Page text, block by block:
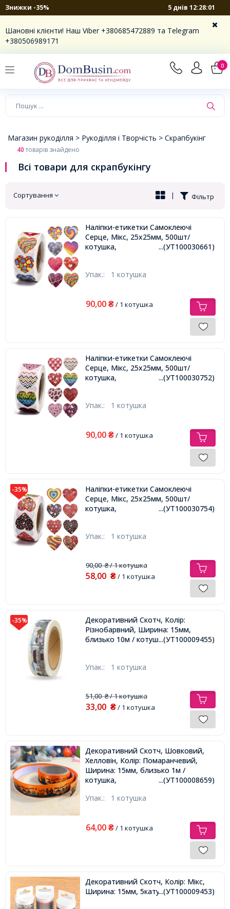
Знижки -35% 5 днів 12:28:00
Шановні клієнти! Наш Viber +380685472889 та Telegram
+380506989171
0
×
Магазин рукоділля > Рукоділля і Творчість > Скрапбукінг
40товарів знайдено
Всі товари для скрапбукінгу
Сортування Фільтр
|
Наліпки-етикетки Самоклеючі
Серце, Мікс, 25х25мм, 500шт/
котушка,
...(УТ100030661)
Упак.: 1 котушка
90,00 ₴/ 1 котушка
Наліпки-етикетки Самоклеючі
Серце, Мікс, 25х25мм, 500шт/
котушка,
...(УТ100030752)
Упак.: 1 котушка
90,00 ₴/ 1 котушка
-35%
Наліпки-етикетки Самоклеючі
Серце, Мікс, 25х25мм, 500шт/
котушка,
...(УТ100030754)
Упак.: 1 котушка
90,00₴/ 1 котушка
58,00 ₴/ 1 котушка
-35%
Декоративний Скотч, Колір:
Різнобарвний, Ширина: 15мм,
близько 10м / котушка,...(УТ100009455)
Упак.: 1 котушка
51,00₴/ 1 котушка
33,00 ₴/ 1 котушка
Декоративний Скотч, Шовковий,
Хелловін, Колір: Помаранчевий,
Ширина: 15мм, близько 1м /
котушка,
...(УТ100008659)
Упак.: 1 котушка
64,00 ₴/ 1 котушка
Декоративний Скотч, Колір: Мікс,
Ширина: 15мм, 5катушек / набір,
...(УТ100009453)